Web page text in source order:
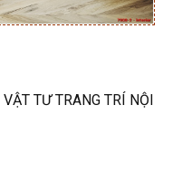
VẬT TƯ TRANG TRÍ NỘI